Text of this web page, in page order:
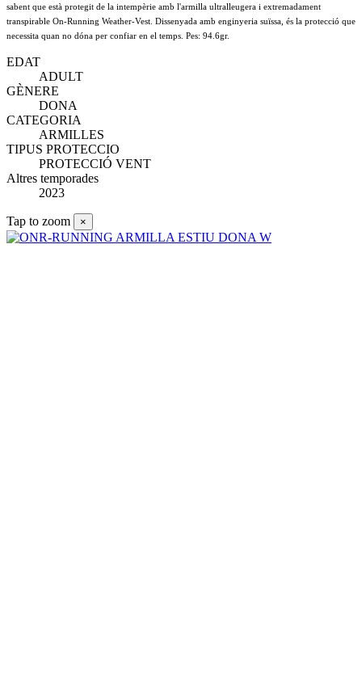
sabent que està protegit de la intempèrie amb l'armilla ultralleugera i extremadament
transpirable On-Running Weather-Vest. Dissenyada amb enginyeria suïssa, és la protecció que
necessita quan no dóna per confiar en el temps. Pes: 94.6gr.
EDAT
ADULT
GÈNERE
DONA
CATEGORIA
ARMILLES
TIPUS PROTECCIO
PROTECCIÓ VENT
Altres temporades
2023
Tap to zoom ×